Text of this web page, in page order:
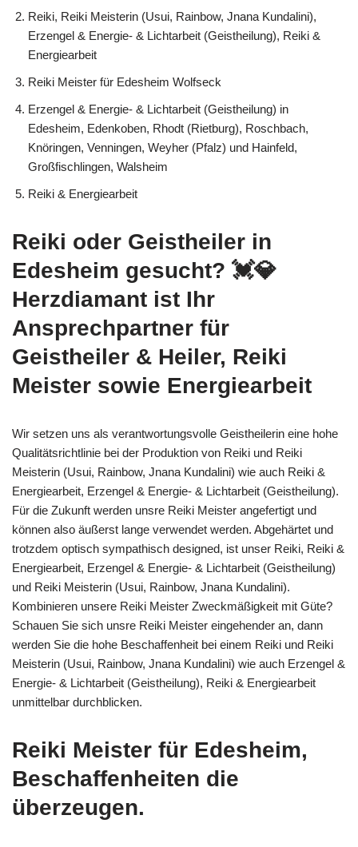
Reiki, Reiki Meisterin (Usui, Rainbow, Jnana Kundalini),
Erzengel & Energie- & Lichtarbeit (Geistheilung), Reiki &
Energiearbeit
Reiki Meister für Edesheim Wolfseck
Erzengel & Energie- & Lichtarbeit (Geistheilung) in
Edesheim, Edenkoben, Rhodt (Rietburg), Roschbach,
Knöringen, Venningen, Weyher (Pfalz) und Hainfeld,
Großfischlingen, Walsheim
Reiki & Energiearbeit
Reiki oder Geistheiler in
Edesheim gesucht? 💓️💎
Herzdiamant ist Ihr
Ansprechpartner für
Geistheiler & Heiler, Reiki
Meister sowie Energiearbeit
Wir setzen uns als verantwortungsvolle Geistheilerin eine hohe
Qualitätsrichtlinie bei der Produktion von Reiki und Reiki
Meisterin (Usui, Rainbow, Jnana Kundalini) wie auch Reiki &
Energiearbeit, Erzengel & Energie- & Lichtarbeit (Geistheilung).
Für die Zukunft werden unsre Reiki Meister angefertigt und
können also äußerst lange verwendet werden. Abgehärtet und
trotzdem optisch sympathisch designed, ist unser Reiki, Reiki &
Energiearbeit, Erzengel & Energie- & Lichtarbeit (Geistheilung)
und Reiki Meisterin (Usui, Rainbow, Jnana Kundalini).
Kombinieren unsere Reiki Meister Zweckmäßigkeit mit Güte?
Schauen Sie sich unsre Reiki Meister eingehender an, dann
werden Sie die hohe Beschaffenheit bei einem Reiki und Reiki
Meisterin (Usui, Rainbow, Jnana Kundalini) wie auch Erzengel &
Energie- & Lichtarbeit (Geistheilung), Reiki & Energiearbeit
unmittelbar durchblicken.
Reiki Meister für Edesheim,
Beschaffenheiten die
überzeugen.